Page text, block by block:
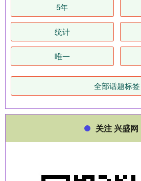
5年
统计
唯一
全部话题标签
关注 兴盛网